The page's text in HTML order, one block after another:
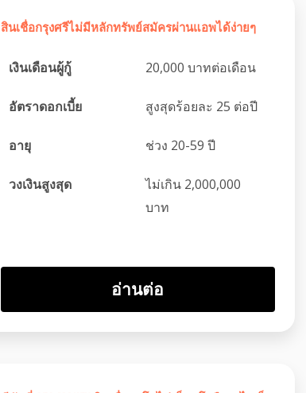
สินเชื่อกรุงศรีไม่มีหลักทรัพย์สมัครผ่านแอพได้ง่ายๆ
เงินเดือนผู้กู้ 20,000 บาทต่อเดือน
อัตราดอกเบี้ย สูงสุดร้อยละ 25 ต่อปี
อายุ ช่วง 20-59 ปี
วงเงินสูงสุด
ไม่เกิน 2,000,000
บาท
อ่านต่อ